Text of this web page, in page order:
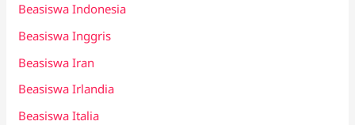
Beasiswa Indonesia
Beasiswa Inggris
Beasiswa Iran
Beasiswa Irlandia
Beasiswa Italia